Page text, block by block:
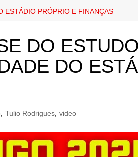
ESTÁDIO PRÓPRIO E FINANÇAS
DO
DO
Tulio Rodrigues video